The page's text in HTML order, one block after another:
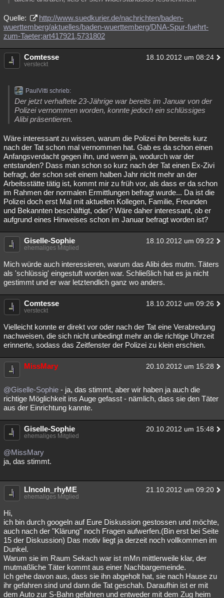
Quelle:
http://www.suedkurier.de/nachrichten/baden-
wuerttemberg/aktuelles/baden-wuerttemberg/DNA-Spur-fuehrt-
zum-Taeter;art417921,5731802
Comtesse 18.10.2012 um 08:24
versteckt
PaulVitti schrieb:
Der jetzt verhaftete 23-Jährige war bereits im Januar von der
Polizei vernommen worden, konnte jedoch ein schlüssiges
Alibi präsentieren.
Wäre interessant zu wissen, warum die Polizei ihn bereits kurz
nach der Tat schon mal vernommen hat. Gab es da schon einen
Anfangsverdacht gegen ihn, und wenn ja, wodurch war der
entstanden? Dass man schon so kurz nach der Tat einen Ex-Zivi
befragt, der schon seit einem halben Jahr nicht mehr an der
Arbeitsstätte tätig ist, kommt mir zu früh vor, als dass er da schon
im Rahmen der normalen Ermittlungen befragt wurde... Da ist die
Polizei doch erst Mal mit aktuellen Kollegen, Familie, Freunden
und Bekannten beschäftigt, oder? Wäre daher interessant, ob er
aufgrund eines Hinweises schon im Januar befragt worden ist?
Giselle-Sophie 18.10.2012 um 09:22
ehemaliges Mitglied
Mich würde auch interessieren, warum das Alibi des mutm. Täters
als 'schlüssig' eingestuft worden war. Schließlich hat es ja nicht
gestimmt und er war letztendlich ganz wo anders.
Comtesse 18.10.2012 um 09:26
versteckt
Vielleicht konnte er direkt vor oder nach der Tat eine Verabredung
nachweisen, die sich nicht unbedingt mehr an die richtige Uhrzeit
erinnerte, sodass das Zeitfenster der Polizei zu klein erschien.
MissMary 20.10.2012 um 15:28
@Giselle-Sophie - ja, das stimmt, aber wir haben ja auch die
richtige Möglichkeit ins Auge gefasst - nämlich, dass sie den Täter
aus der Einrichtung kannte.
Giselle-Sophie 20.10.2012 um 15:48
ehemaliges Mitglied
@MissMary
ja, das stimmt.
LIncoln_rhyME 21.10.2012 um 09:20
ehemaliges Mitglied
Hi,
ich bin durch googeln auf Eure Diskussion gestossen und möchte,
auch nach der "Klärung" noch Fragen aufwerfen.(Bin erst bei Seite
15 der Diskussion) Das motiv liegt ja derzeit noch vollkommen im
Dunkel.
Warum sie im Raum Sekach war ist mMn mittlerweile klar, der
mutmaßliche Täter kommt aus einer Nachbargemeinde.
Ich gehe davon aus, dass sie ihn abgeholt hat, sie nach Hause zu
ihr gefahren sind und dann die Tat geschah. Daraufhin ist er mit
dem Auto zur S-Bahn gefahren und entweder mit dem Zug heim